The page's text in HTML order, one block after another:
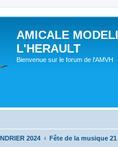
AMICALE
L'HERAULT
Bienvenue sur le forum de l'AMVH
2024 Fête de la musique